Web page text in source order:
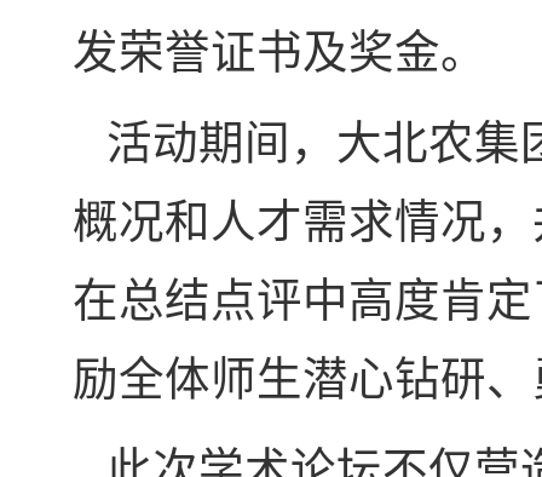
发荣誉证书及奖金。
活动期间，大北农集
概况和人才需求情况
在总结点评中高度肯
励全体师生潜心钻研